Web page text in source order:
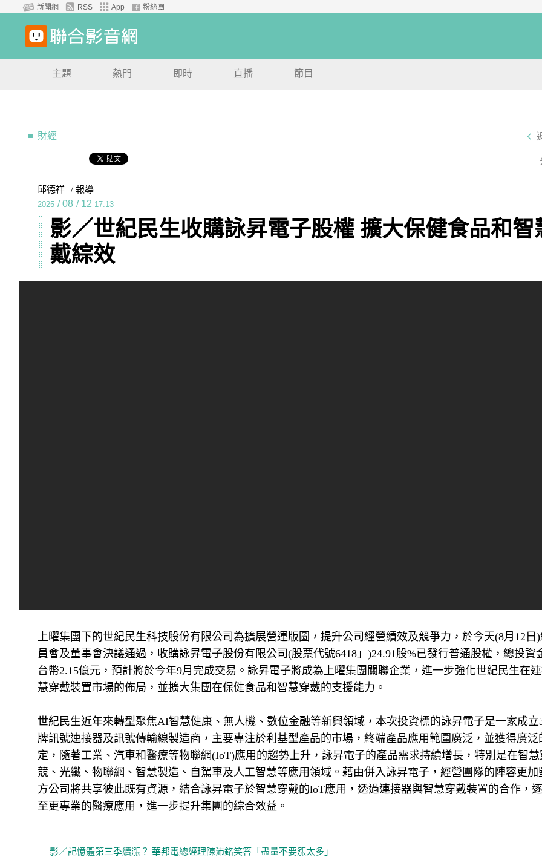
新聞網 RSS App 粉絲團
主題 熱門 即時 直播 節目
財經
邱德祥 / 報導
2025 / 08 / 12 17:13
影／世紀民生收購詠昇電子股權 擴大保健食品和智
戴綜效
上曜集團下的世紀民生科技股份有限公司為擴展營運版圖，提升公司經營績效及競爭力，於今天(8月12日
員會及董事會決議通過，收購詠昇電子股份有限公司(股票代號6418」)24.91股%已發行普通股權，總投資
台幣2.15億元，預計將於今年9月完成交易。詠昇電子將成為上曜集團關聯企業，進一步強化世紀民生在
慧穿戴裝置市場的佈局，並擴大集團在保健食品和智慧穿戴的支援能力。
世紀民生近年來轉型聚焦AI智慧健康、無人機、數位金融等新興領域，本次投資標的詠昇電子是一家成立
牌訊號連接器及訊號傳輸線製造商，主要專注於利基型產品的市場，終端產品應用範圍廣泛，並獲得廣泛
定，隨著工業、汽車和醫療等物聯網(IoT)應用的趨勢上升，詠昇電子的產品需求持續增長，特別是在智
競、光纖、物聯網、智慧製造、自駕車及人工智慧等應用領域。藉由併入詠昇電子，經營團隊的陣容更加
方公司將共享彼此既有資源，結合詠昇電子於智慧穿戴的loT應用，透過連接器與智慧穿戴裝置的合作，
至更專業的醫療應用，進一步提升集團的綜合效益。
影／記憶體第三季續漲？ 華邦電總經理陳沛銘笑答「盡量不要漲太多」